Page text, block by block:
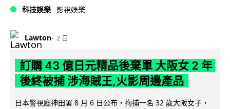
科技娛樂 影視娛樂
Lawton 2 日
訂購 43 億日元精品後棄單 大阪女 2 年
後終被捕 涉海賊王,火影周邊產品
日本警視廳神田署 8 月 6 日公布，拘捕一名 32 歲大阪女子，